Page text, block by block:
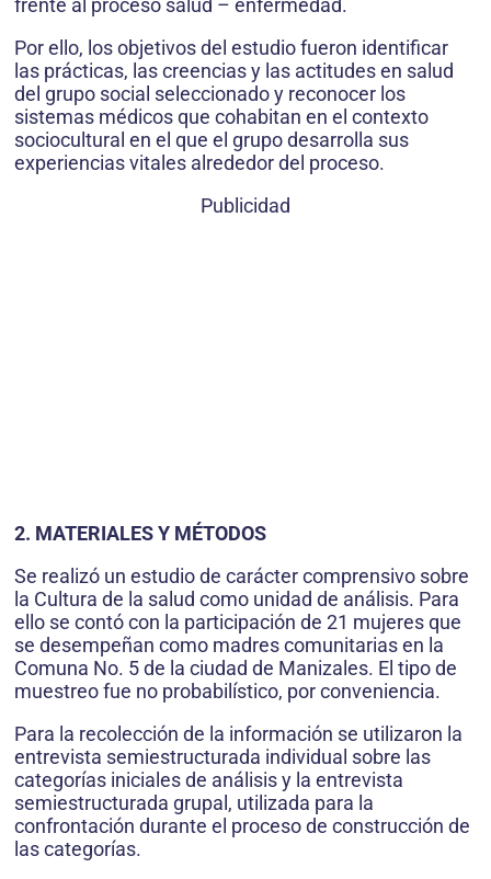
frente al proceso salud – enfermedad.
Por ello, los objetivos del estudio fueron identificar
las prácticas, las creencias y las actitudes en salud
del grupo social seleccionado y reconocer los
sistemas médicos que cohabitan en el contexto
sociocultural en el que el grupo desarrolla sus
experiencias vitales alrededor del proceso.
Publicidad
2. MATERIALES Y MÉTODOS
Se realizó un estudio de carácter comprensivo sobre
la Cultura de la salud como unidad de análisis. Para
ello se contó con la participación de 21 mujeres que
se desempeñan como madres comunitarias en la
Comuna No. 5 de la ciudad de Manizales. El tipo de
muestreo fue no probabilístico, por conveniencia.
Para la recolección de la información se utilizaron la
entrevista semiestructurada individual sobre las
categorías iniciales de análisis y la entrevista
semiestructurada grupal, utilizada para la
confrontación durante el proceso de construcción de
las categorías.